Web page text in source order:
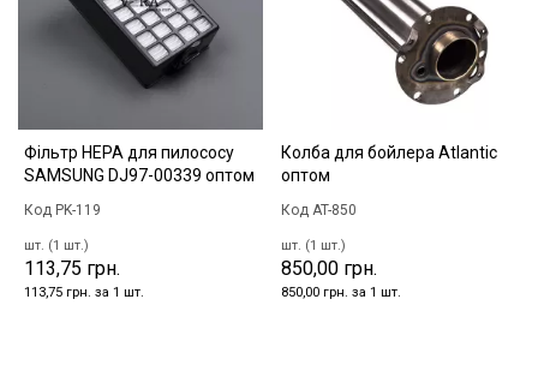
Фільтр HEPA для пилососу
SAMSUNG DJ97-00339 оптом
Код PK-119
шт. (1 шт.)
113,75 грн.
113,75 грн. за 1 шт.
Колба для бойлера Atlantic
оптом
Код AT-850
шт. (1 шт.)
850,00 грн.
850,00 грн. за 1 шт.